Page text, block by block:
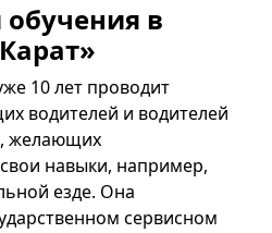
в
10 лет проводит
водителей и водителей
желающих
навыки, например,
езде. Она
сервисном